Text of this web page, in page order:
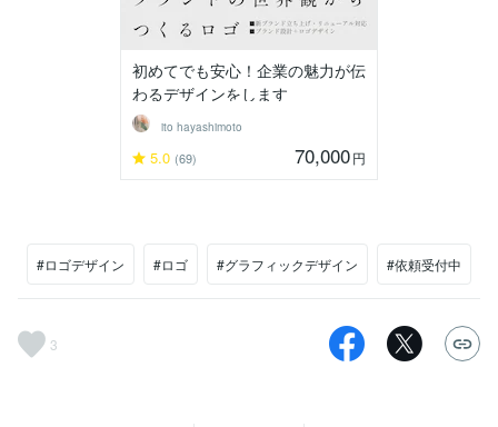
初めてでも安心！企業の魅力が伝
わるデザインをします
ito hayashimoto
5.0 (69) 70,000円
#ロゴデザイン #ロゴ #グラフィックデザイン #依頼受付中
3